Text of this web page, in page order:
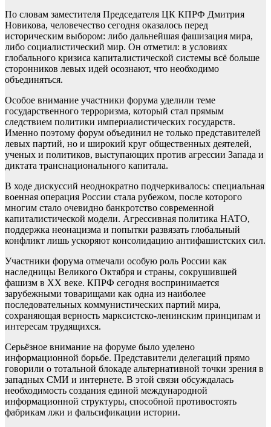
По словам заместителя Председателя ЦК КПРФ Дмитрия
Новикова, человечество сегодня оказалось перед
историческим выбором: либо дальнейшая фашизация мира,
либо социалистический мир. Он отметил: в условиях
глобального кризиса капиталистической системы всё больше
сторонников левых идей осознают, что необходимо
объединяться.
Особое внимание участники форума уделили теме
государственного терроризма, который стал прямым
следствием политики империалистических государств.
Именно поэтому форум объединил не только представителей
левых партий, но и широкий круг общественных деятелей,
ученых и политиков, выступающих против агрессии Запада и
диктата транснационального капитала.
В ходе дискуссий неоднократно подчеркивалось: специальная
военная операция России стала рубежом, после которого
многим стало очевидно банкротство современной
капиталистической модели. Агрессивная политика НАТО,
поддержка неонацизма и попытки развязать глобальный
конфликт лишь ускоряют консолидацию антифашистских сил.
Участники форума отмечали особую роль России как
наследницы Великого Октября и страны, сокрушившей
фашизм в XX веке. КПРФ сегодня воспринимается
зарубежными товарищами как одна из наиболее
последовательных коммунистических партий мира,
сохраняющая верность марксистско-ленинским принципам и
интересам трудящихся.
Серьёзное внимание на форуме было уделено
информационной борьбе. Представители делегаций прямо
говорили о тотальной блокаде альтернативной точки зрения в
западных СМИ и интернете. В этой связи обсуждалась
необходимость создания единой международной
информационной структуры, способной противостоять
фабрикам лжи и фальсификации истории.